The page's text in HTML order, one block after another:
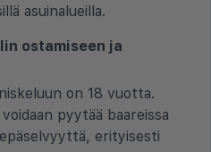
asuinalueilla.
ostamiseen ja
on 18 vuotta.
pyytää baareissa
erityisesti